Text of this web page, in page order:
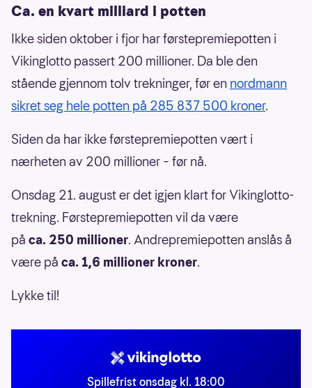
Ca. en kvart milliard i potten
Ikke siden oktober i fjor har førstepremiepotten i
Vikinglotto passert 200 millioner. Da ble den
stående gjennom tolv trekninger, før en nordmann
sikret seg hele potten på 285 837 500 kroner.
Siden da har ikke førstepremiepotten vært i
nærheten av 200 millioner – før nå.
Onsdag 21. august er det igjen klart for Vikinglotto-
trekning. Førstepremiepotten vil da være
på ca. 250 millioner. Andrepremiepotten anslås å
være på ca. 1,6 millioner kroner.
Lykke til!
Spillefrist onsdag kl. 18:00